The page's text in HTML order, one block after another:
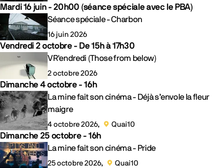
Mardi 16 juin - 20h00 (séance spéciale avec le PBA)
Evénements Séance spéciale - Charbon
16 juin 2026
Vendredi 2 octobre - De 15h à 17h30
Evénements VR'endredi (Those from below)
2 octobre 2026
Dimanche 4 octobre - 16h
Evénements La mine fait son cinéma - Déjà s’envole la fleur
maigre
4 octobre 2026
Localisation :
Quai10
Dimanche 25 octobre - 16h
Evénements La mine fait son cinéma - Pride
25 octobre 2026 Quai10